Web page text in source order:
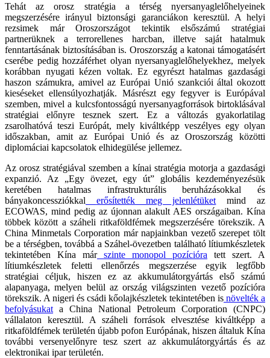
Tehát az orosz stratégia a térség nyersanyaglelőhelyeinek
megszerzésére irányul biztonsági garanciákon keresztül. A helyi
rezsimek már Oroszországot tekintik elsőszámú stratégiai
partnerüknek a terrorellenes harcban, illetve saját hatalmuk
fenntartásának biztosításában is. Oroszország a katonai támogatásért
cserébe pedig hozzáférhet olyan nyersanyaglelőhelyekhez, melyek
korábban nyugati kézen voltak. Ez egyrészt hatalmas gazdasági
haszon számukra, amivel az Európai Unió szankciói által okozott
kieséseket ellensúlyozhatják. Másrészt egy fegyver is Európával
szemben, mivel a kulcsfontosságú nyersanyagforrások birtoklásával
stratégiai előnyre tesznek szert. Ez a változás gyakorlatilag
zsarolhatóvá teszi Európát, mely kiváltképp veszélyes egy olyan
időszakban, amit az Európai Unió és az Oroszország közötti
diplomáciai kapcsolatok elhidegülése jellemez.
Az orosz stratégiával szemben a kínai stratégia motorja a gazdasági
expanzió. Az „Egy övezet, egy út” globális kezdeményezésük
keretében hatalmas infrastrukturális beruházásokkal és
bányakoncessziókkal
erősítették meg jelenlétüket mind az
ECOWAS, mind pedig az újonnan alakult AES országaiban. Kína
többek között a száheli ritkaföldfémek megszerzésére törekszik. A
China Minmetals Corporation már napjainkban vezető szerepet tölt
be a térségben, továbbá a Száhel-övezetben található lítiumkészletek
tekintetében Kína már
szinte monopol pozícióra tett szert. A
lítiumkészletek feletti ellenőrzés megszerzése egyik legfőbb
stratégiai céljuk, hiszen ez az akkumulátorgyártás első számú
alapanyaga, melyen belül az ország világszinten vezető pozícióra
törekszik. A nigeri és csádi kőolajkészletek tekintetében is növelték a
befolyásukat a China National Petroleum Corporation (CNPC)
vállalaton keresztül. A száheli források elvesztése kiváltképp a
ritkaföldfémek területén újabb pofon Európának, hiszen általuk Kína
további versenyelőnyre tesz szert az akkumulátorgyártás és az
elektronikai ipar területén.